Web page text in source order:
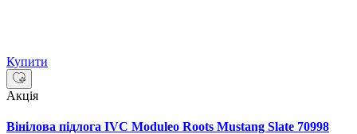
Купити
Акція
Вінілова підлога IVC Moduleo Roots Mustang Slate 70998